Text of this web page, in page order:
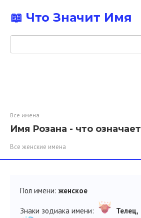
контенту
📖 Что Значит Имя
Поиск:
Все имена
Имя Розана - что означает
Все женские имена
Пол имени: женское
Знаки зодиака имени: Телец,